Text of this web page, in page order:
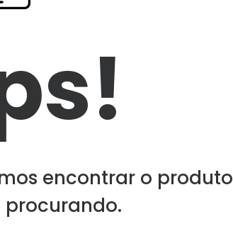
encontrar o produto
procurando.